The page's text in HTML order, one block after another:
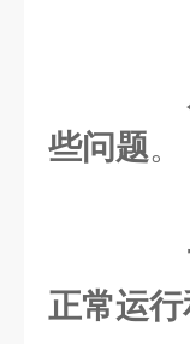
些问题。
正常运行